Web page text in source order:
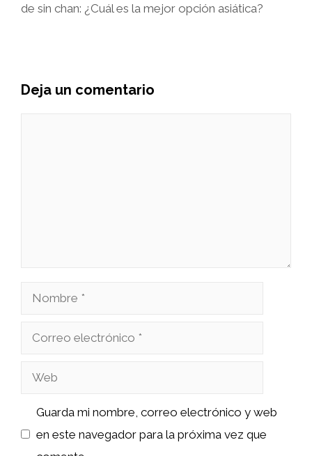
de sin chan: ¿Cuál es la mejor opción asiática?
Deja un comentario
Nombre
Correo
Web
Guarda mi nombre, correo electrónico y web
en este navegador para la próxima vez que